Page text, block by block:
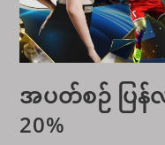
အပတ်စဉ် ပြန်
20%